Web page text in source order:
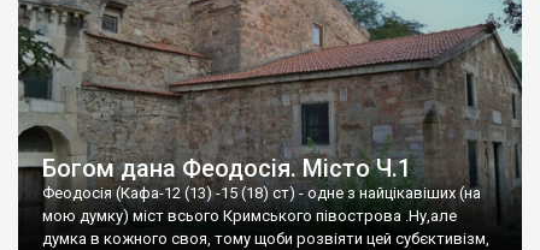
Богом дана Феодосія. Місто Ч.1
Феодосія (Кафа-12 (13) -15 (18) ст) - одне з найцікавіших (на
мою думку) міст всього Кримського півострова .Ну,але
думка в кожного своя, тому щоби розвіяти цей субєктивізм,